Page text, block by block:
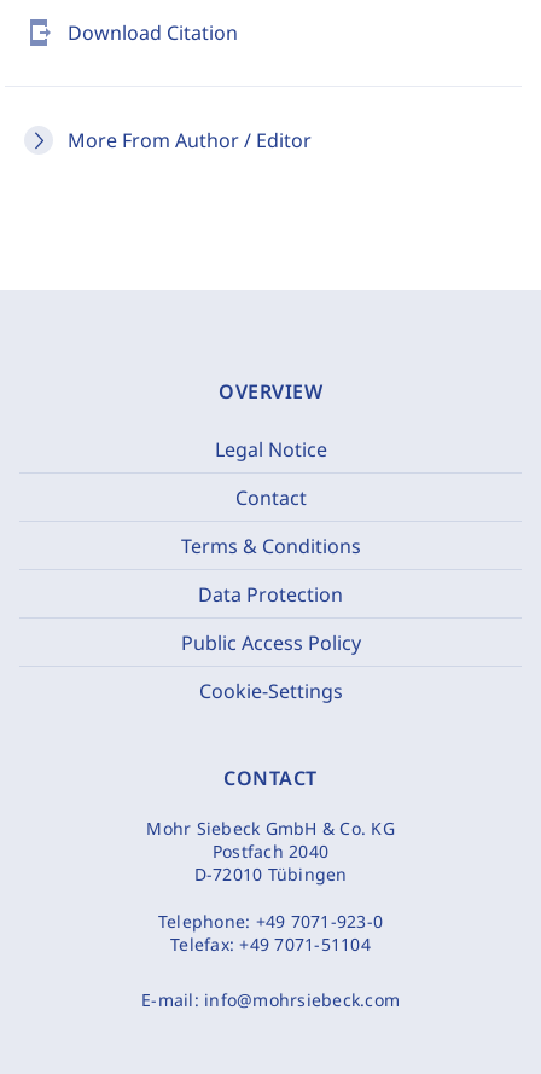
send_to_mobile Download Citation
More From Author / Editor
OVERVIEW
Legal Notice
Contact
Terms & Conditions
Data Protection
Public Access Policy
Cookie-Settings
CONTACT
Mohr Siebeck GmbH & Co. KG
Postfach 2040
D-72010 Tübingen
Telephone: +49 7071-923-0
Telefax:+49 7071-51104
E-mail: info@mohrsiebeck.com